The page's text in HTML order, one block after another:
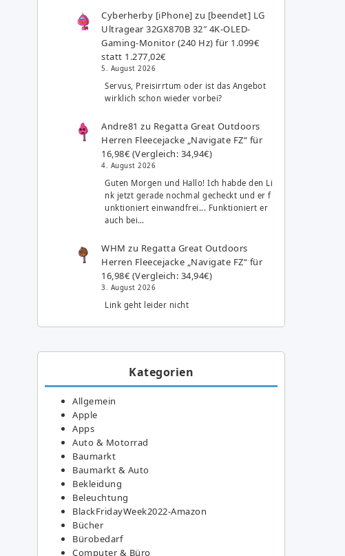
Cyberherby [iPhone] zu [beendet] LG
Ultragear 32GX870B 32″ 4K-OLED-
Gaming-Monitor (240 Hz) für 1.099€
statt 1.277,02€
5. August 2026
Servus, Preisirrtum oder ist das Angebot
wirklich schon wieder vorbei?
Andre81 zu Regatta Great Outdoors
Herren Fleecejacke „Navigate FZ“ für
16,98€ (Vergleich: 34,94€)
4. August 2026
Guten Morgen und Hallo! Ich habde den Li
nk jetzt gerade nochmal gecheckt und er f
unktioniert einwandfrei... Funktioniert er
auch bei…
WHM zu Regatta Great Outdoors
Herren Fleecejacke „Navigate FZ“ für
16,98€ (Vergleich: 34,94€)
3. August 2026
Link geht leider nicht
Kategorien
Allgemein
Apple
Apps
Auto & Motorrad
Baumarkt
Baumarkt & Auto
Bekleidung
Beleuchtung
BlackFridayWeek2022-Amazon
Bücher
Bürobedarf
Computer & Büro